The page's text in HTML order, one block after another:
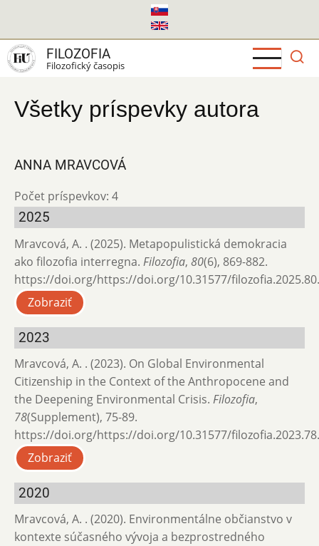
hlavný
obsah
FILOZOFIA
Filozofický časopis
Všetky príspevky autora
ANNA MRAVCOVÁ
Počet príspevkov: 4
2025
Mravcová, A. . (2025). Metapopulistická demokracia
ako filozofia interregna. Filozofia, 80(6), 869-882.
https://doi.org/https://doi.org/10.31577/
Zobraziť
2023
Mravcová, A. . (2023). On Global Environmental
Citizenship in the Context of the Anthropocene and
the Deepening Environmental Crisis. Filozofia,
78(Supplement), 75-89.
https://doi.org/https://doi.org/10.31577/
Zobraziť
2020
Mravcová, A. . (2020). Environmentálne občianstvo v
kontexte súčasného vývoja a bezprostredného